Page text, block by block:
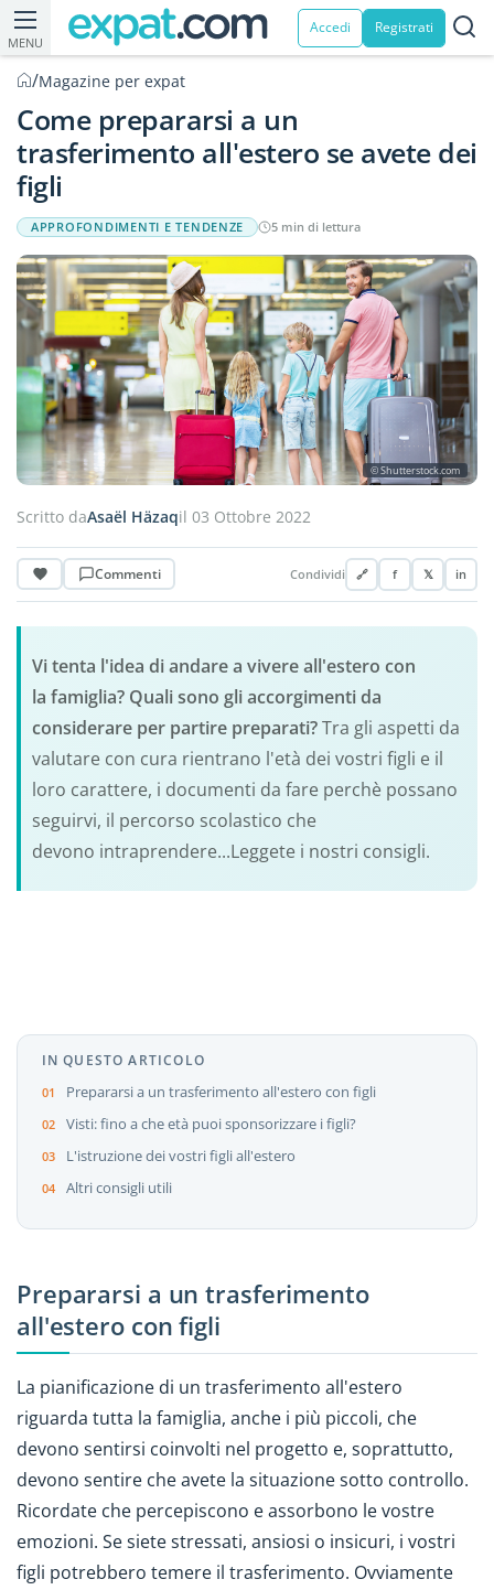
MENU
Accedi Registrati
/Magazine per expat
Come prepararsi a un
trasferimento all'estero se avete dei
figli
APPROFONDIMENTI E TENDENZE 5 min di lettura
© Shutterstock.com
Scritto daAsaël Häzaqil 03 Ottobre 2022
Commenti Condividi 🔗 f 𝕏 in
Vi tenta l'idea di andare a vivere all'estero con
la famiglia? Quali sono gli accorgimenti da
considerare per partire preparati?Tra gli aspetti da
valutare con cura rientrano l'età dei vostri figli e il
loro carattere, i documenti da fare perchè possano
seguirvi, il percorso scolastico che
devono intraprendere...Leggete i nostri consigli.
IN QUESTO ARTICOLO
Prepararsi a un trasferimento all'estero con figli
Visti: fino a che età puoi sponsorizzare i figli?
L'istruzione dei vostri figli all'estero
Altri consigli utili
Prepararsi a un trasferimento
all'estero con figli
La pianificazione di un trasferimento all'estero
riguarda tutta la famiglia, anche i più piccoli, che
devono sentirsi coinvolti nel progetto e, soprattutto,
devono sentire che avete la situazione sotto controllo.
Ricordate che percepiscono e assorbono le vostre
emozioni. Se siete stressati, ansiosi o insicuri, i vostri
figli potrebbero temere il trasferimento. Ovviamente